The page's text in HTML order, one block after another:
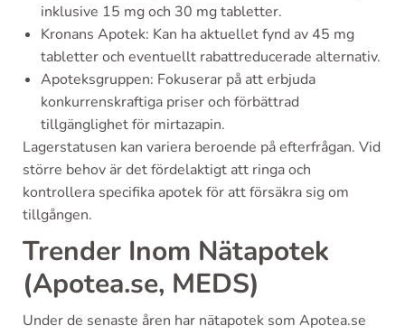
inklusive 15 mg och 30 mg tabletter.
Kronans Apotek: Kan ha aktuellet fynd av 45 mg
tabletter och eventuellt rabattreducerade alternativ.
Apoteksgruppen: Fokuserar på att erbjuda
konkurrenskraftiga priser och förbättrad
tillgänglighet för mirtazapin.
Lagerstatusen kan variera beroende på efterfrågan. Vid
större behov är det fördelaktigt att ringa och
kontrollera specifika apotek för att försäkra sig om
tillgången.
Trender Inom Nätapotek
(Apotea.se, MEDS)
Under de senaste åren har nätapotek som Apotea.se